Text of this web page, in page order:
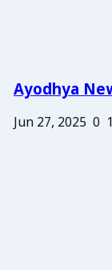
Ayodhya
Jun 27, 2025 0